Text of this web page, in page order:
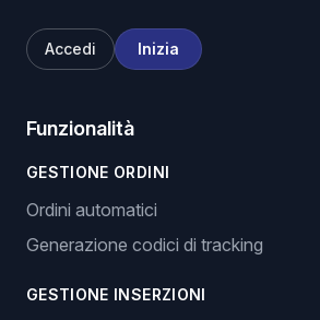
Accedi Inizia
Funzionalità
GESTIONE ORDINI
Ordini automatici
Generazione codici di tracking
GESTIONE INSERZIONI